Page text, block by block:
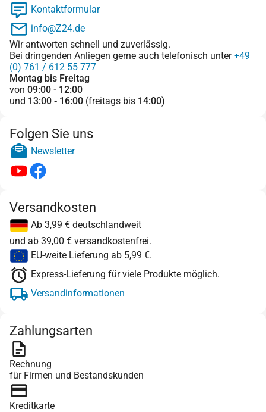
Kontaktformular
info@Z24.de
Wir antworten schnell und zuverlässig.
Bei dringenden Anliegen gerne auch telefonisch unter+49
(0) 761 / 612 55 777
Montag bis Freitag
von 09:00 - 12:00
und 13:00 - 16:00 (freitags bis 14:00)
Folgen Sie uns
Newsletter
Versandkosten
Ab 3,99 € deutschlandweit
und ab 39,00 € versandkostenfrei.
EU-weite Lieferung ab 5,99 €.
Express-Lieferung für viele Produkte möglich.
Versandinformationen
Zahlungsarten
Rechnung
für Firmen und Bestandskunden
Kreditkarte